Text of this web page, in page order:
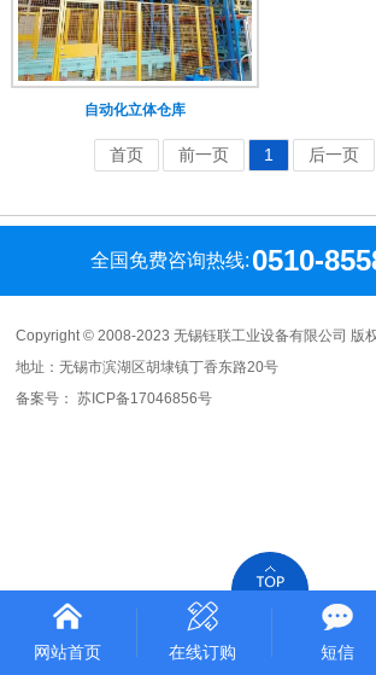
自动化立体仓库
首页 前一页 1 后一页
全国免费咨询热线: 0510-
Copyright © 2008-2023 无锡钰联工业设备有限公司 版
地址：无锡市滨湖区胡埭镇丁香东路20号
备案号：苏ICP备17046856号
网站首页 在线订购 短信